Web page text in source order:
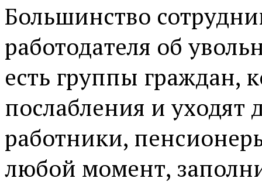
Большинство
работодателя об
есть группы граждан,
послабления и уходят
работники,
любой момент,